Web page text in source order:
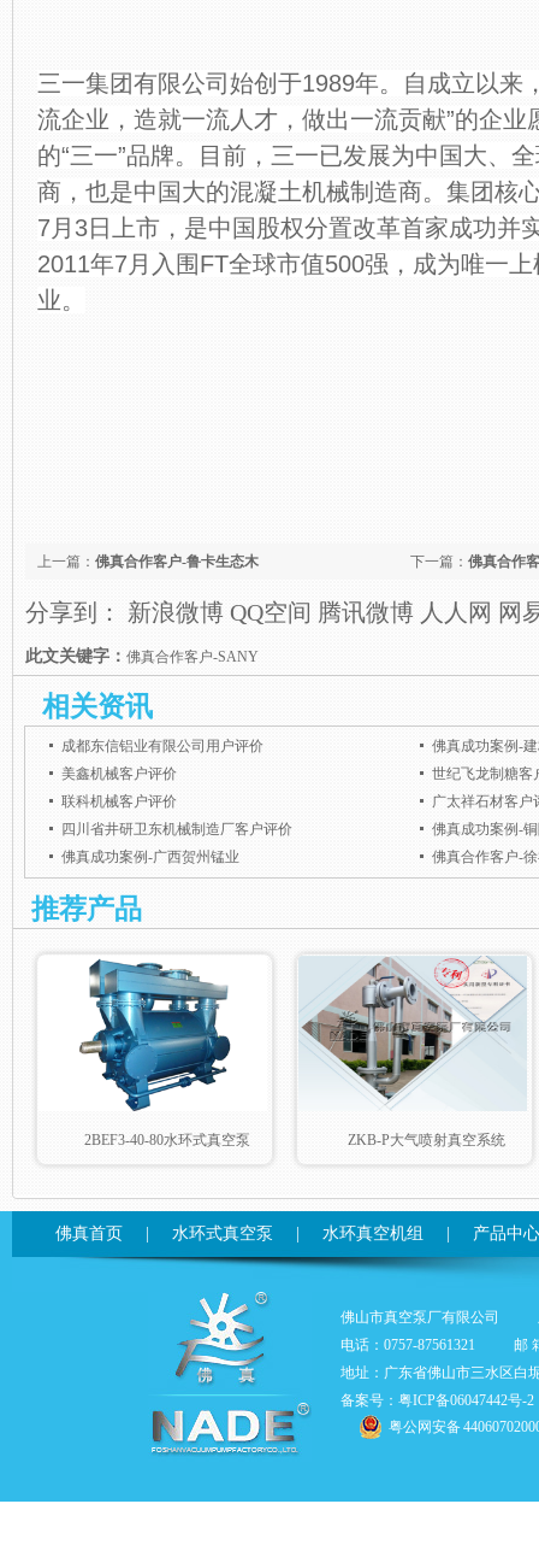
三一集团有限公司始创于1989年。自成立以来
流企业，造就一流人才，做出一流贡献”的企业
的“三一”品牌。目前，三一已发展为中国大、
商，也是中国大的混凝土机械制造商。集团核
7月3日上市，是中国股权分置改革首家成功并
2011年7月入围FT全球市值500强，成为唯一
业。
下一篇： 佛真合作
上一篇： 佛真合作客户-鲁卡生态木
分享到： 新浪微博 QQ空间 腾讯微博 人人网 网
此文关键字： 佛真合作客户-SANY
相关资讯
成都东信铝业有限公司用户评价
佛真成功案例-
美鑫机械客户评价
世纪飞龙制糖客
联科机械客户评价
广太祥石材客户
四川省井研卫东机械制造厂客户评价
佛真成功案例-
佛真成功案例-广西贺州锰业
佛真合作客户-
推荐产品
2BEF3-40-80水环式真空泵 ZKB-P大气喷射真空系统
佛真首页 水环式真空泵 水环真空机组 产品中心
佛山市真空泵厂有限公司
电话：0757-87561321
邮
地址：广东省佛山市三水区白
备案号：粤ICP备06047442号-2
粤公网安备